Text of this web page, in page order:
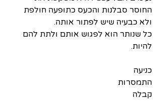
החוסר סבלנות והכעס כתופעה חולפת
ולא כבעיה שיש לפתור אותה.
כל שנותר הוא לפגוש אותם ולתת להם
להיות.
כניעה
התמסרות
קבלה